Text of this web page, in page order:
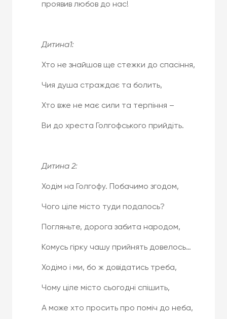
проявив любов до нас!
Дитина1:
Хто не знайшов ще стежки до спасіння,
Чия душа страждає та болить,
Хто вже не має сили та терпіння –
Ви до хреста Голгофського прийдіть.
Дитина 2:
Ходім на Голгофу. Побачимо згодом,
Чого ціле місто туди подалось?
Погляньте, дорога забита народом,
Комусь гірку чашу прийнять довелось…
Ходімо і ми, бо ж довідатись треба,
Чому ціле місто сьогодні спішить,
А може хто просить про поміч до неба,